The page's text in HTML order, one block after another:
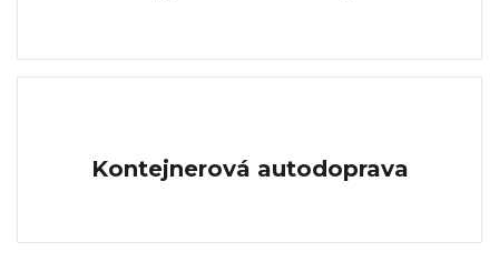
Kontejnerová autodoprava